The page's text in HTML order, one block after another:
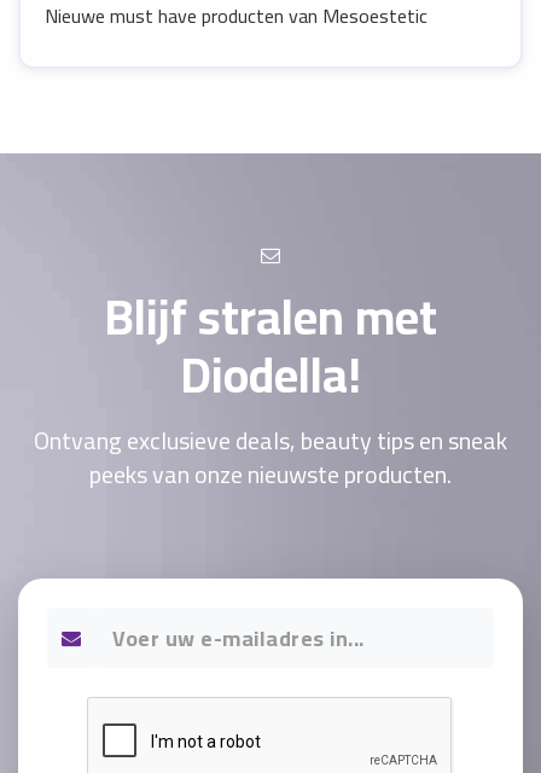
Nieuwe must have producten van Mesoestetic
Blijf stralen met
Diodella!
Ontvang exclusieve deals, beauty tips en sneak
peeks van onze nieuwste producten.